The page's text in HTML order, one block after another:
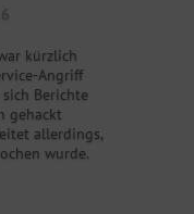
kürzlich
Angriff
Berichte
gehackt
allerdings,
wurde.